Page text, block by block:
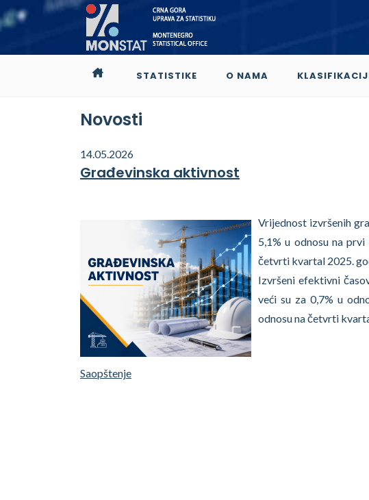
STATISTIKE O NAMA
Novosti
14.05.2026
Građevinska aktivnost
Vrijednost izvršenih
5,1% u odnosu na
četvrti kvartal 2025.
Izvršeni efektivni
veći su za 0,7% u
odnosu na četvrti
Saopštenje